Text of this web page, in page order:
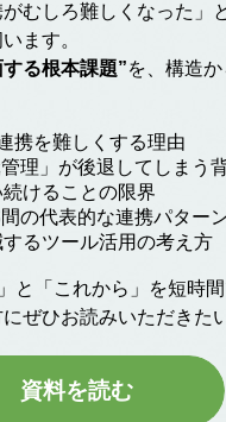
むしろ難しくなった」
ます。
る根本課題”を、構造
携を難しくする理由
理」が後退してしまう
けることの限界
の代表的な連携パター
るツール活用の考え方
と「これから」を短時
ぜひお読みいただきた
資料を読む